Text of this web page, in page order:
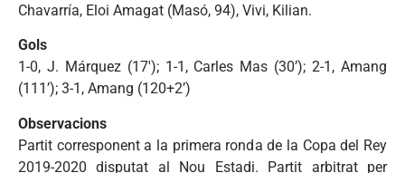
Chavarría, Eloi Amagat (Masó, 94), Vivi, Kilian.
Gols
1-0, J. Márquez (17′); 1-1, Carles Mas (30’); 2-1, Amang
(111’); 3-1, Amang (120+2’)
Observacions
Partit corresponent a la primera ronda de la Copa del Rey
2019-2020 disputat al Nou Estadi. Partit arbitrat per